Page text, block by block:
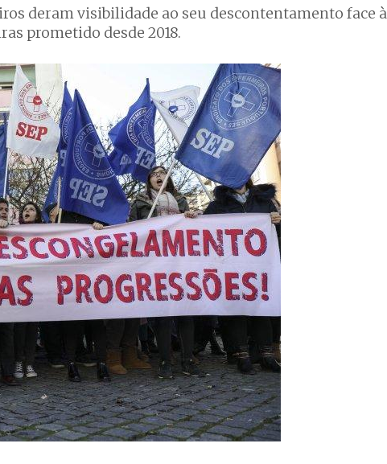
deram visibilidade ao seu descontentamento face
prometido desde 2018.